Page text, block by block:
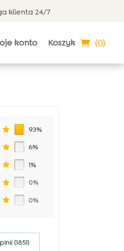
klienta 24/7
konto Koszyk (0)
93%
6%
1%
0%
0%
(1851)